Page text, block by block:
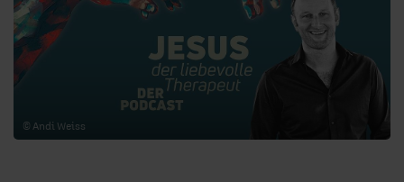
MITMACHEN
PODCASTS
© Andi Weiss